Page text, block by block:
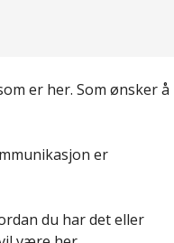
er her. Som ønsker å
er
du har det eller